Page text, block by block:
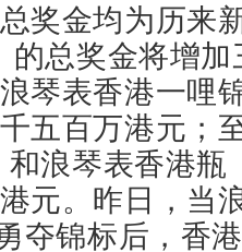
奖金均为历来
总奖金将增加
琴表香港一哩
五百万港元；
浪琴表香港
元。 昨日，当
夺锦标后， 香